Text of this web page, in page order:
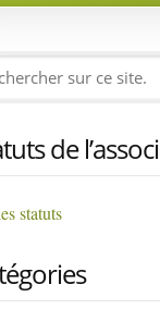
de
statuts